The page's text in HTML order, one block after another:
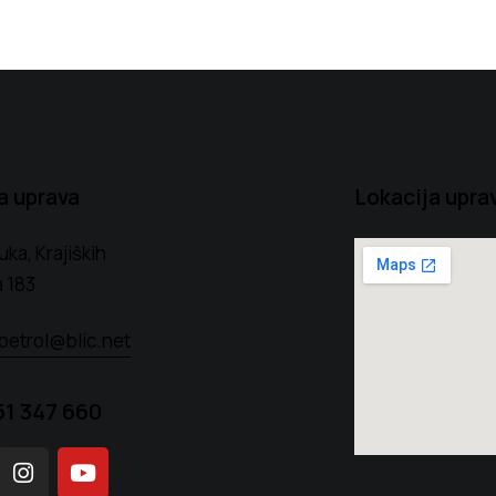
uprava
Krajiških
347 660
Lokacija